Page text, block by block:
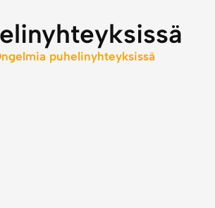
puhelinyhteyksissä